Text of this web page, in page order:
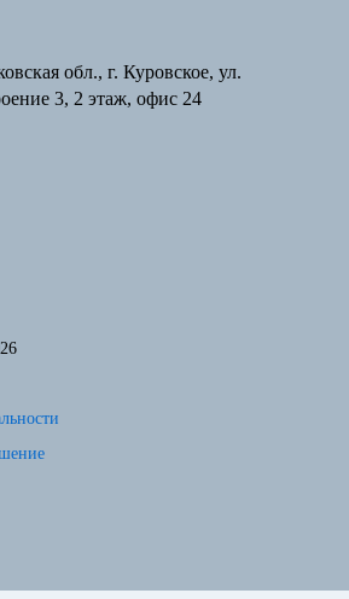
обл., г. Куровское, ул.
3, 2 этаж, офис 24